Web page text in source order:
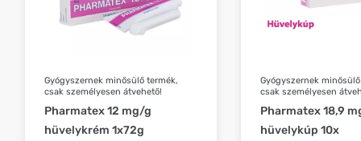
Gyógyszernek minősülő termék,
csak személyesen átvehető!
Pharmatex 12 mg/g
hüvelykrém 1x72g
Gyógyszernek
csak személyesen
Pharmatex 18,9
hüvelykúp 10x